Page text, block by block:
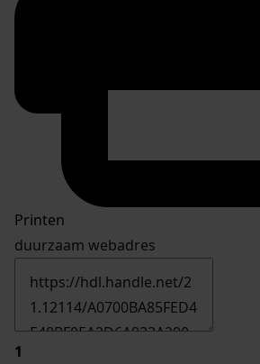
Printen
duurzaam webadres
1